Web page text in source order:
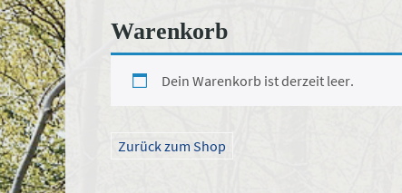
Warenkorb
Dein Warenkorb ist derzeit leer.
Zurück zum Shop